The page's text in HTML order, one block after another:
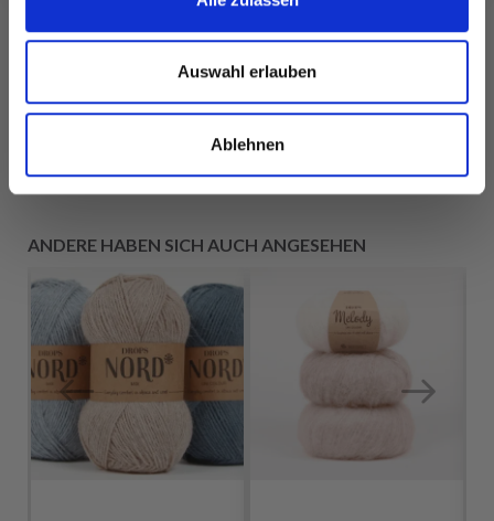
Auswahl erlauben
Ablehnen
ansehen
ansehen
ANDERE HABEN SICH AUCH ANGESEHEN